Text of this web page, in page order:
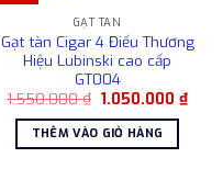
thể.
Các
tùy
chọn
có
thể
GẠT TÀN
Gạt tàn Cigar 4 Điếu Thương
Hiệu Lubinski cao cấp
GT004
1.550.000₫ Giá
là:
1.550.000 ₫.
1.050.000₫Giá
THÊM VÀO GIỎ HÀNG